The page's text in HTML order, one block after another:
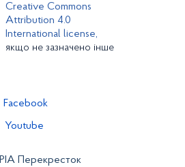
Creative Commons
Attribution 4.0
International license,
якщо не зазначено інше
Facebook
Youtube
РІА Перекресток